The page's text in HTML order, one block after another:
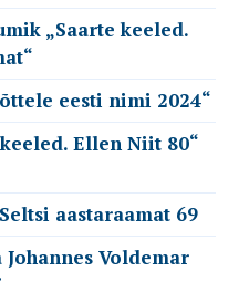
„Saarte keeled.
eesti nimi 2024“
Ellen Niit 80“
aastaraamat 69
Voldemar